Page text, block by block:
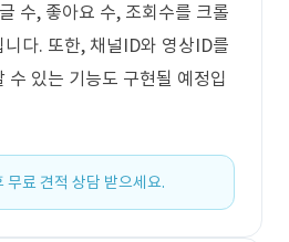
수, 좋아요 수, 조회수를 크롤
다. 또한, 채널ID와 영상ID를
수 있는 기능도 구현될 예정입
무료 견적 상담 받으세요.